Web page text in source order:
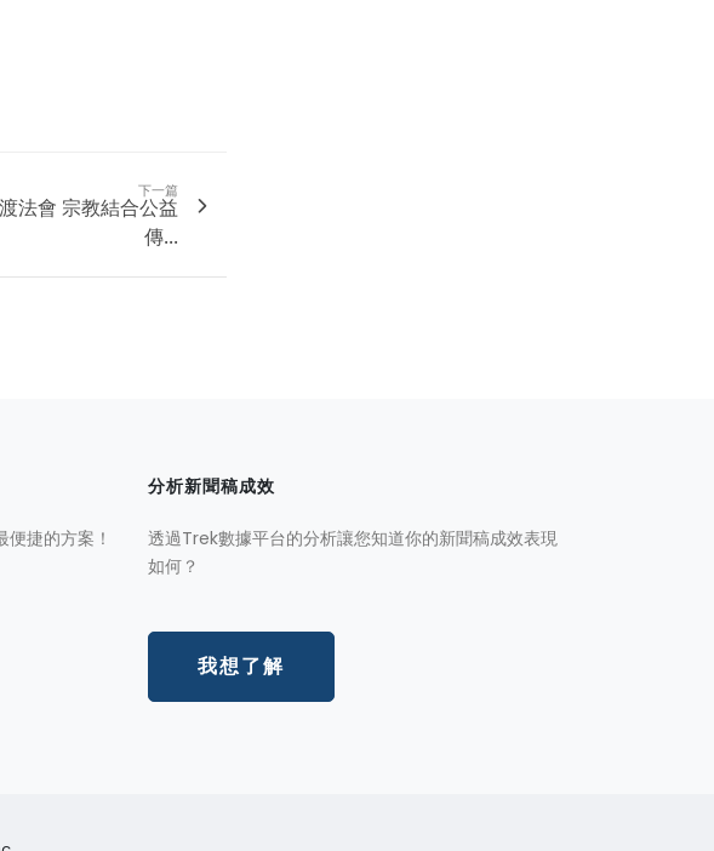
下一篇
法會 宗教結合公益
傳...
捷的方案！
分析新聞稿成效
透過Trek數據平台的分析讓您知道你的新聞稿成效表現
如何？
我想了解